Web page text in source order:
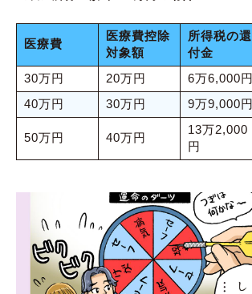
医療費
医療費控除
対象額
所得税の還
付金
30万円
20万円 6万6,000円
40万円
30万円 9万9,000円
50万円 40万円
13万2,000
円